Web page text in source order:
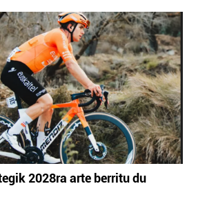
2028ra arte berritu du